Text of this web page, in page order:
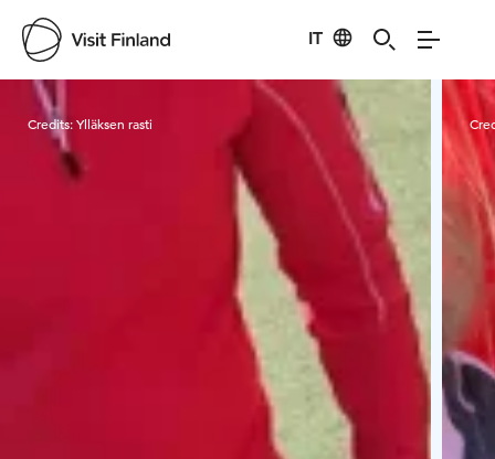
IT
Visit Finland
Credits:Ylläksen rasti